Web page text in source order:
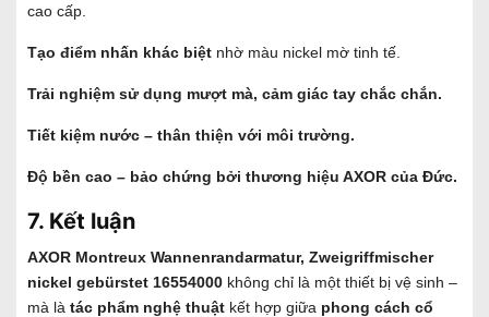
cao cấp.
Tạo điểm nhấn khác biệt nhờ màu nickel mờ tinh tế.
Trải nghiệm sử dụng mượt mà, cảm giác tay chắc chắn.
Tiết kiệm nước – thân thiện với môi trường.
Độ bền cao – bảo chứng bởi thương hiệu AXOR của Đức.
7. Kết luận
AXOR Montreux Wannenrandarmatur, Zweigriffmischer
nickel gebürstet 16554000 không chỉ là một thiết bị vệ sinh –
mà là tác phẩm nghệ thuật kết hợp giữa phong cách cổ